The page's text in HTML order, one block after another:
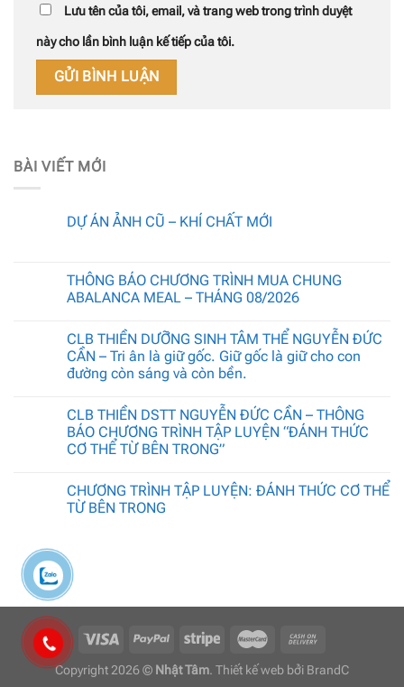
Lưu tên của tôi, email, và trang web trong trình duyệt
này cho lần bình luận kế tiếp của tôi.
BÀI VIẾT MỚI
DỰ ÁN ẢNH CŨ – KHÍ CHẤT MỚI
THÔNG BÁO CHƯƠNG TRÌNH MUA CHUNG
ABALANCA MEAL – THÁNG 08/2026
CLB THIỀN DƯỠNG SINH TÂM THỂ NGUYỄN ĐỨC
CẦN – Tri ân là giữ gốc. Giữ gốc là giữ cho con
đường còn sáng và còn bền.
CLB THIỀN DSTT NGUYỄN ĐỨC CẦN – THÔNG
BÁO CHƯƠNG TRÌNH TẬP LUYỆN “ĐÁNH THỨC
CƠ THỂ TỪ BÊN TRONG”
CHƯƠNG TRÌNH TẬP LUYỆN: ĐÁNH THỨC CƠ THỂ
TỪ BÊN TRONG
Copyright 2026 © Nhật Tâm. Thiết kế web bởi BrandC